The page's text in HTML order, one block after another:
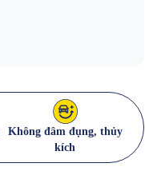
Không đâm đụng, thủy
kích